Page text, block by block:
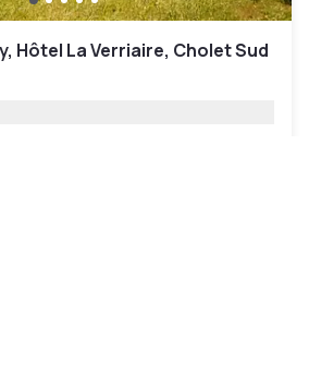
Hôtel La Verriaire, Cholet Sud